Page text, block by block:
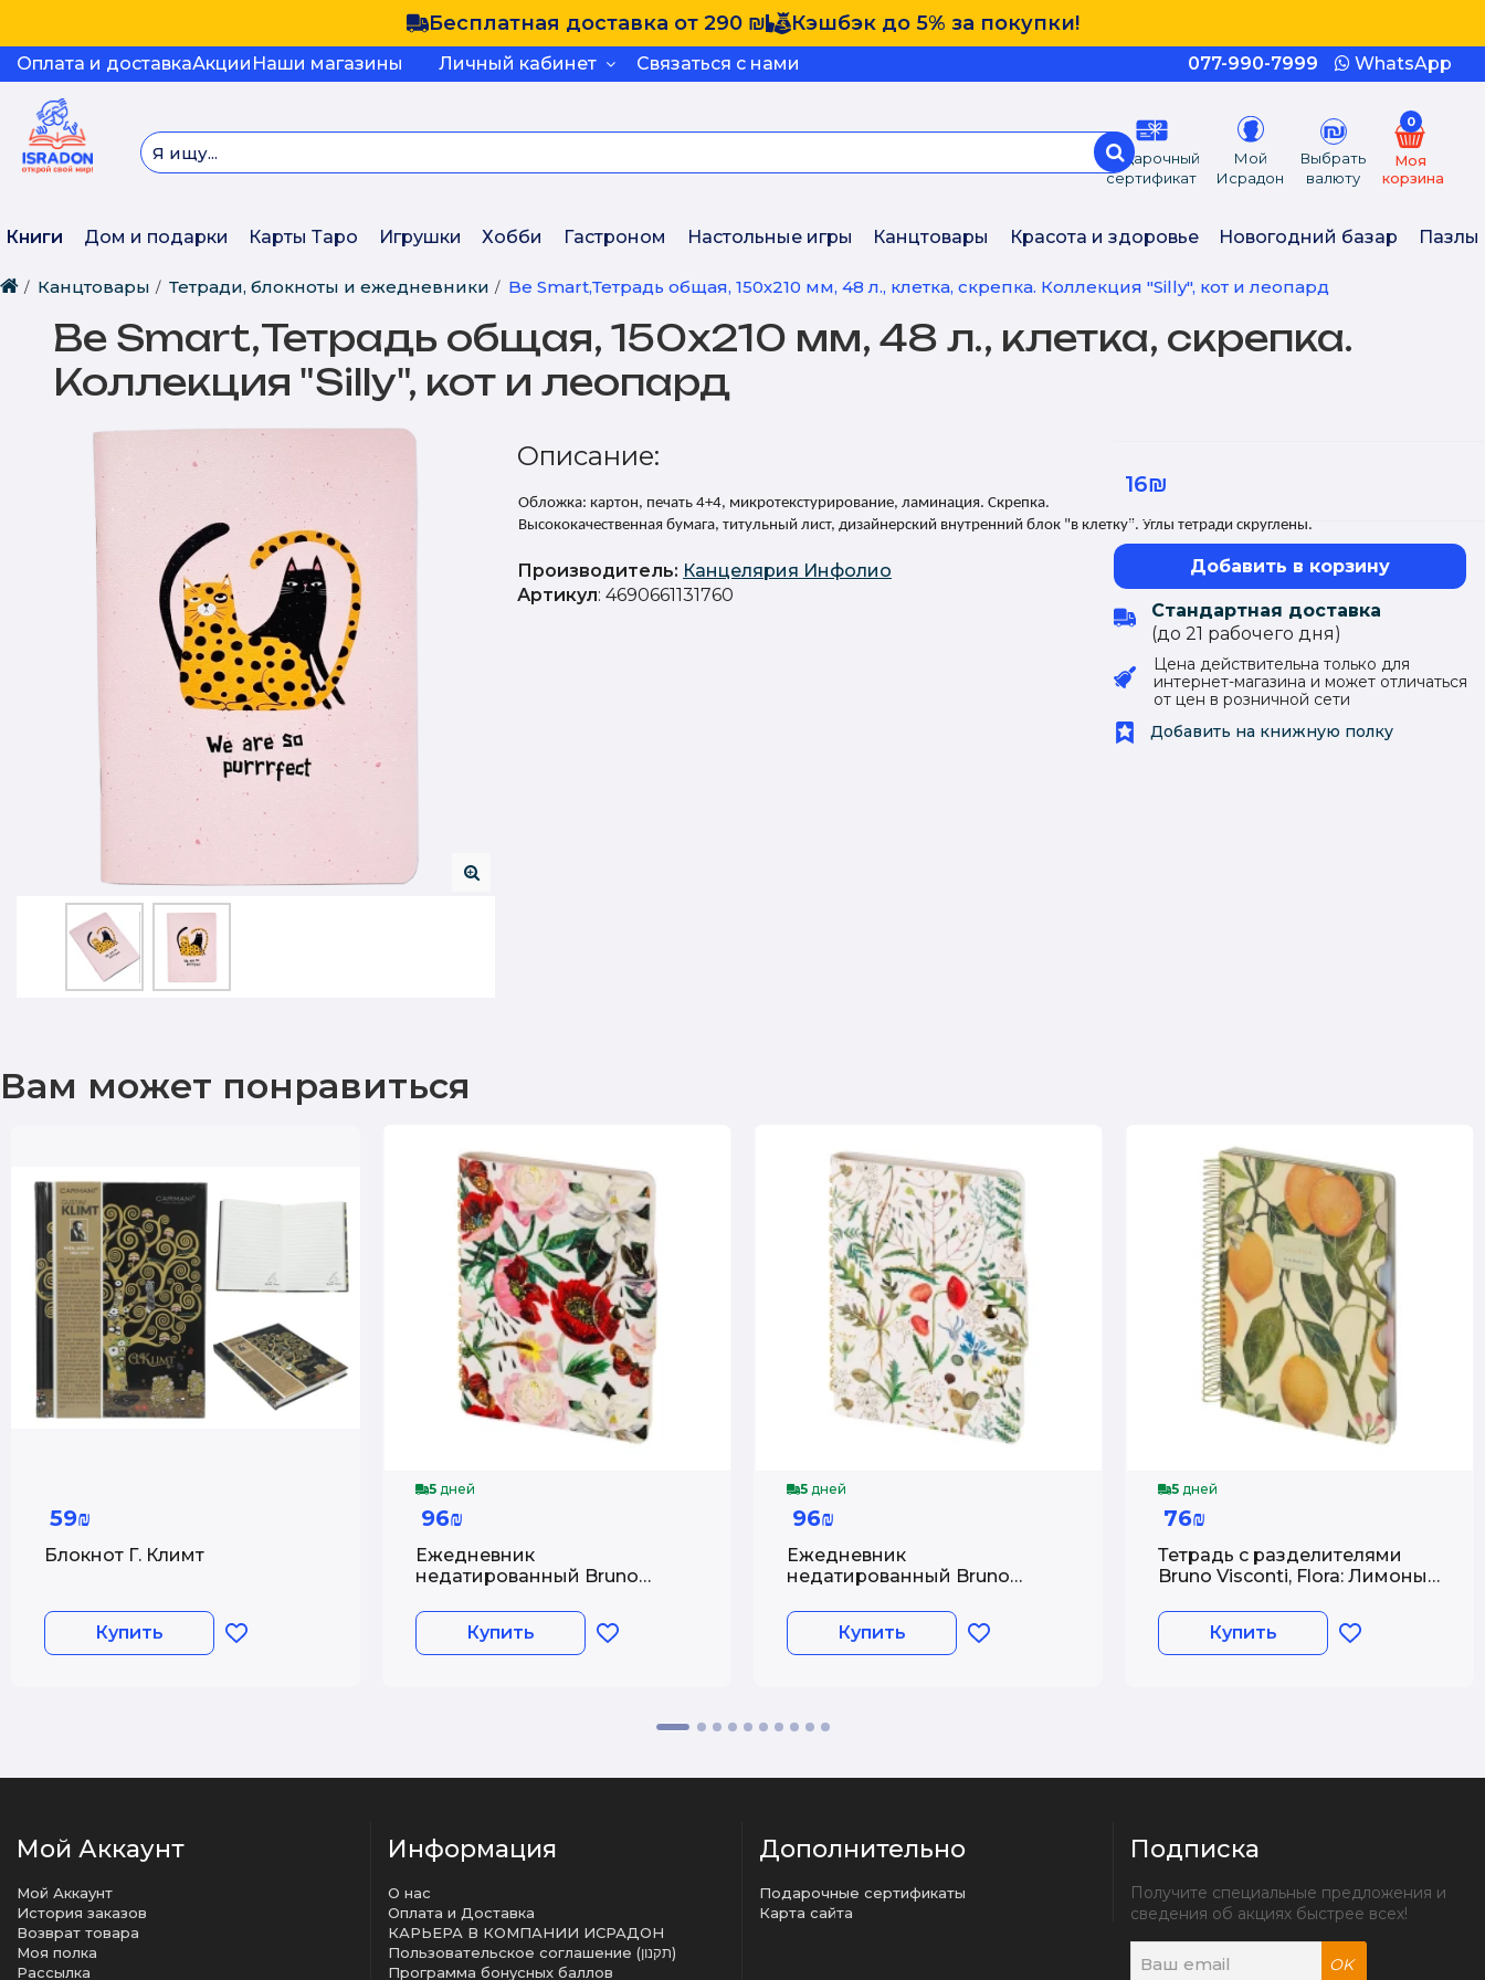
Бесплатная доставка от 290 ₪ Кэшбэк до 5% за покупки!
Оплата и доставкаАкции Наши магазины Личный кабинет Связаться с нами 077-990-7999 WhatsApp
Подарочный
сертификат
Мой
Исрадон
Выбрать
валюту
0
Моя
корзина
Книги Дом и подарки Карты Таро Игрушки Хобби Гастроном Настольные игры Канцтовары Красота и здоровье Новогодний базар Пазлы
Канцтовары Тетради, блокноты и ежедневники Be Smart,Тетрадь общая, 150х210 мм, 48 л., клетка, скрепка. Коллекция "Silly", кот и леопард
Be Smart,Тетрадь общая, 150х210 мм, 48 л., клетка, скрепка.
Коллекция "Silly", кот и леопард
Описание:
Обложка: картон, печать 4+4, микротекстурирование, ламинация. Скрепка.
Высококачественная бумага, титульный лист, дизайнерский внутренний блок "в клетку". Углы тетради скруглены.
Производитель: Канцелярия Инфолио
Артикул: 4690661131760
16₪
Добавить в корзину
Стандартная доставка
(до 21 рабочего дня)
Цена действительна только для
интернет-магазина и может отличаться
от цен в розничной сети
Добавить на книжную полку
Вам может понравиться
59₪
Блокнот Г. Климт
Купить
5 дней
96₪
Ежедневник
недатированный Bruno
листов
Купить
5 дней
96₪
Ежедневник
недатированный Bruno
В6, 80 листов
Купить
5 дней
76₪
Тетрадь с разделителями
Bruno Visconti, Flora: Лимоны,
Купить
Мой Аккаунт
Мой Аккаунт
История заказов
Возврат товара
Моя полка
Рассылка
Информация
О нас
Оплата и Доставка
КАРЬЕРА В КОМПАНИИ ИСРАДОН
Пользовательское соглашение (תקנון)
Программа бонусных баллов
Дополнительно
Подарочные сертификаты
Карта сайта
Подписка
Получите специальные предложения и
сведения об акциях быстрее всех!
OK